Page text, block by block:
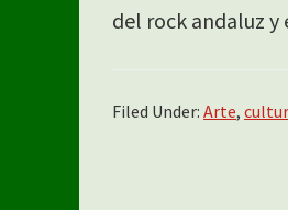
del rock andaluz y
Filed Under: Arte,